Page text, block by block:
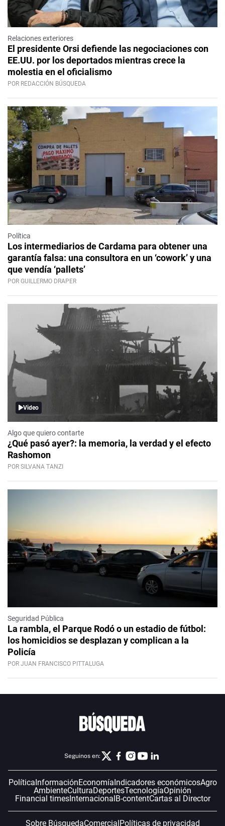
Relaciones exteriores
El presidente Orsi defiende las negociaciones con
EE.UU. por los deportados mientras crece la
molestia en el oficialismo
POR REDACCIÓN BÚSQUEDA
Política
Los intermediarios de Cardama para obtener una
garantía falsa: una consultora en un ‘cowork’ y una
que vendía ‘pallets’
POR GUILLERMO DRAPER
Video
Algo que quiero contarte
¿Qué pasó ayer?: la memoria, la verdad y el efecto
Rashomon
POR SILVANA TANZI
Seguridad Pública
La rambla, el Parque Rodó o un estadio de fútbol:
los homicidios se desplazan y complican a la
Policía
POR JUAN FRANCISCO PITTALUGA
Seguinos en:
PolíticaInformaciónEconomíaIndicadores económicosAgro
AmbienteCulturaDeportesTecnologíaOpinión
Financial timesInternacionalB-contentCartas al Director
Sobre BúsquedaComercialPolíticas de privacidad